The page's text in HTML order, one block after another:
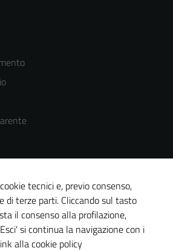
del sito
tecnici e, previo consenso,
di terze parti. Cliccando sul tasto
il consenso alla profilazione,
si continua la navigazione con i
alla cookie policy